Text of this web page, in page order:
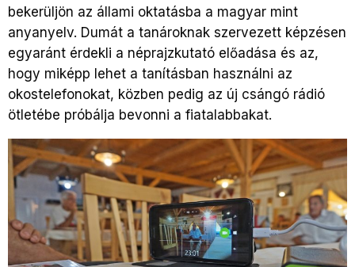
bekerüljön az állami oktatásba a magyar mint
anyanyelv. Dumát a tanároknak szervezett képzésen
egyaránt érdekli a néprajzkutató előadása és az,
hogy miképp lehet a tanításban használni az
okostelefonokat, közben pedig az új csángó rádió
ötletébe próbálja bevonni a fiatalabbakat.